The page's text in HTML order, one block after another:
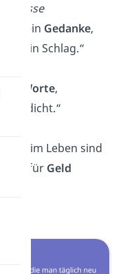
und ein Gedanke,
ein Schlag.“
Worte,
Gedicht.“
im Leben sind
man für Geld